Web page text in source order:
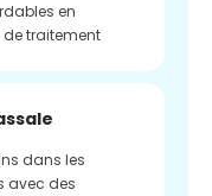
en
traitement
dans les
avec des